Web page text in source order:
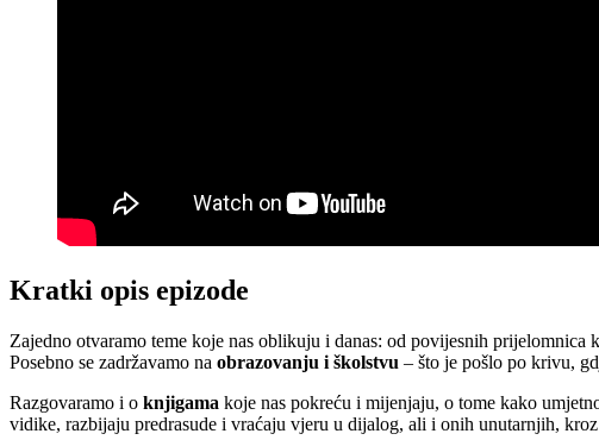
Kratki opis epizode
Zajedno otvaramo teme koje nas oblikuju i danas: od povijesnih
Posebno se zadržavamo na obrazovanju i školstvu – što je pošlo po krivu,
Razgovaramo i o knjigama koje nas pokreću i mijenjaju, o tome kako
vidike, razbijaju predrasude i vraćaju vjeru u dijalog, ali i onih unutarnjih,